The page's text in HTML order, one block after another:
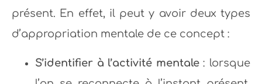
présent. En effet, il peut y avoir deux types
d’appropriation mentale de ce concept :
S’identifier à l’activité mentale: lorsque